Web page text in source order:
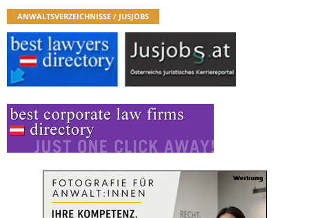
ANWALTSVERZEICHNISSE / JUSJOBS